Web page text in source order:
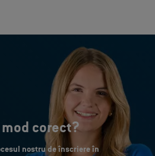
mod corect?
nostru de înscriere în